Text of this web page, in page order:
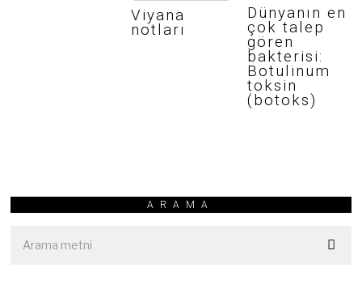
Viyana
notları
Dünyanın en
çok talep
gören
bakterisi:
Botulinum
toksin
(botoks)
ARAMA